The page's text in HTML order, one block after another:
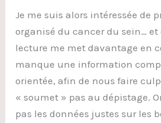
Je me suis alors intéressée de
organisé du cancer du sein…
lecture me met davantage en
manque une information
orientée, afin de nous faire
« soumet » pas au dépistage.
pas les données justes sur les